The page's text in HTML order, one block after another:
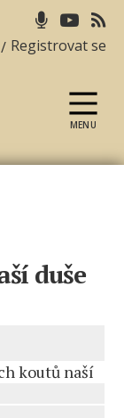
/ Registrovat se
MENU
duše